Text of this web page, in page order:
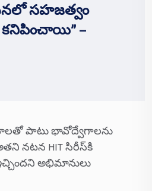
సహజత్వం
–
పాటు భావోద్వేగాలను
నటన HIT సిరీస్‌కి
అభిమానులు